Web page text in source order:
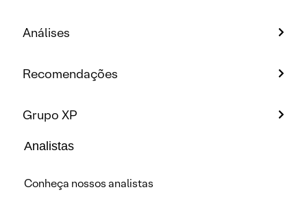
Análises
Recomendações
Grupo XP
Analistas
Conheça nossos analistas